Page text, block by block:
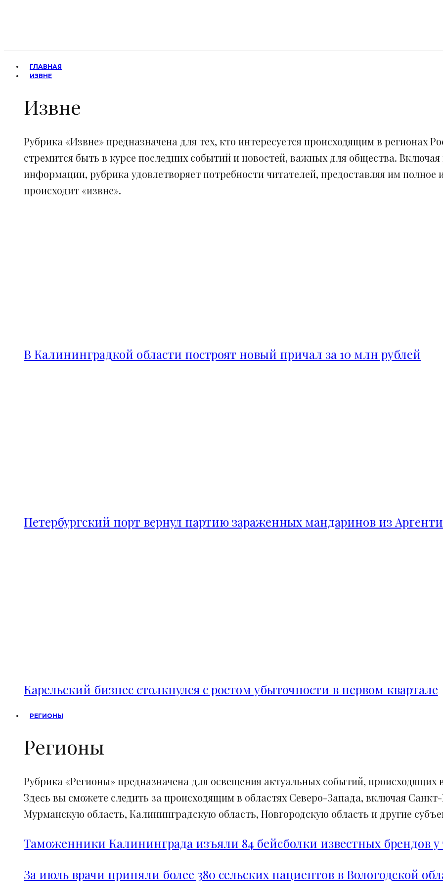
ГЛАВНАЯ
ИЗВНЕ
Извне
Рубрика «Извне» предназначена для тех, кто интересуется происходящим в регионах
стремится быть в курсе последних событий и новостей, важных для общества.
информации, рубрика удовлетворяет потребности читателей, предоставляя им полное
происходит «извне».
В Калининградкой области построят новый причал за 10 млн рублей
Петербургский порт вернул партию зараженных мандаринов из
Карельский бизнес столкнулся с ростом убыточности в первом квартале
РЕГИОНЫ
Регионы
Рубрика «Регионы» предназначена для освещения актуальных событий, происходящих
Здесь вы сможете следить за происходящим в областях Северо-Запада, включая
Мурманскую область, Калининградскую область, Новгородскую область и другие
Таможенники Калининграда изъяли 84 бейсболки известных брендов у
За июль врачи приняли более 380 сельских пациентов в Вологодской